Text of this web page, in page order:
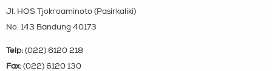
Jl. HOS Tjokroaminoto (Pasirkaliki)
No. 143 Bandung 40173
Telp: (022) 6120 218
Fax: (022) 6120 130